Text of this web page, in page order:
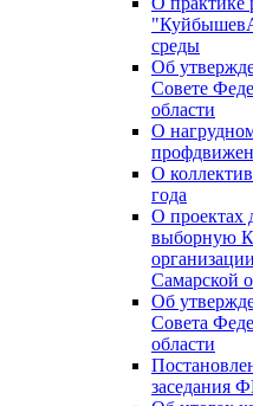
среды
Об
Совете
области
О
О
года
О проектах
выборную
Самарской
Об
Совета
области
заседания